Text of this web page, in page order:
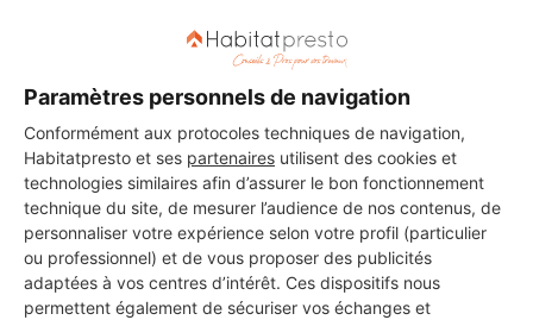
Paramètres personnels de navigation
Conformément aux protocoles techniques de navigation,
Habitatpresto et ses partenaires utilisent des cookies et
technologies similaires afin d’assurer le bon fonctionnement
technique du site, de mesurer l’audience de nos contenus, de
personnaliser votre expérience selon votre profil (particulier
ou professionnel) et de vous proposer des publicités
adaptées à vos centres d’intérêt. Ces dispositifs nous
permettent également de sécuriser vos échanges et
Les 1 autres Carreleurs pour
vos travaux à Mailly-Maillet
C.M.P Multis Services
Mailly-Maillet